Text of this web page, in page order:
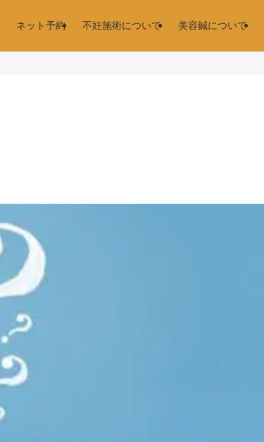
ネット予約 不妊施術について 美容鍼について